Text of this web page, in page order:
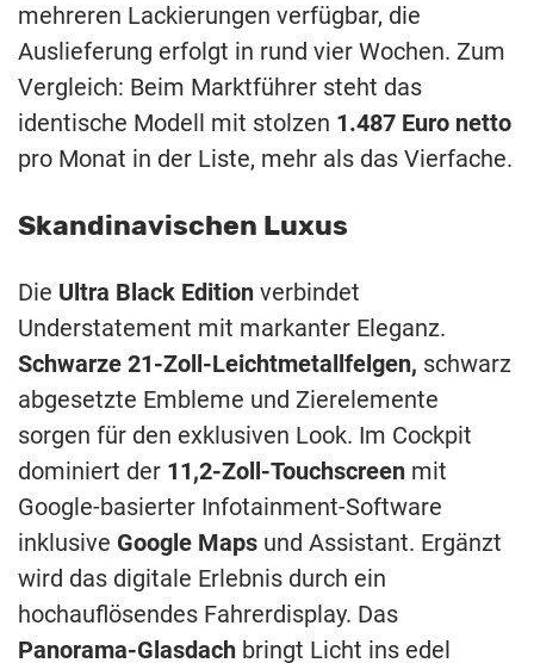
mehreren Lackierungen verfügbar, die
Auslieferung erfolgt in rund vier Wochen. Zum
Vergleich: Beim Marktführer steht das
identische Modell mit stolzen 1.487 Euro netto
pro Monat in der Liste, mehr als das Vierfache.
Skandinavischen Luxus
Die Ultra Black Edition verbindet
Understatement mit markanter Eleganz.
Schwarze 21-Zoll-Leichtmetallfelgen, schwarz
abgesetzte Embleme und Zierelemente
sorgen für den exklusiven Look. Im Cockpit
dominiert der 11,2-Zoll-Touchscreen mit
Google-basierter Infotainment-Software
inklusive Google Maps und Assistant. Ergänzt
wird das digitale Erlebnis durch ein
hochauflösendes Fahrerdisplay. Das
Panorama-Glasdach bringt Licht ins edel